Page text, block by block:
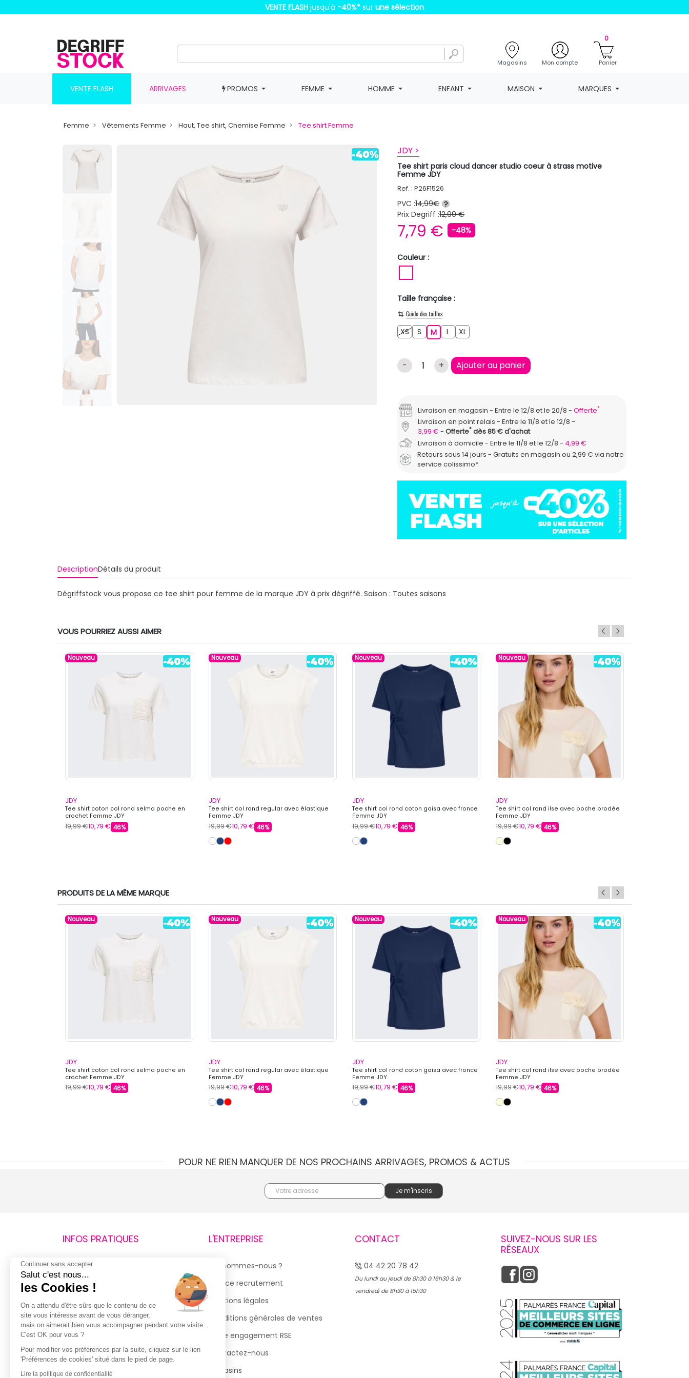
VENTE FLASH jusqu'à -40%* sur une sélection
Magasins Mon compte
0
Panier
VENTE FLASH ARRIVAGES PROMOS FEMME HOMME ENFANT MAISON MARQUES
Femme Vêtements Femme Haut, Tee shirt, Chemise Femme Tee shirt Femme
JDY >
Tee shirt paris cloud dancer studio coeur à strass motive
Femme JDY
Ref. : P26F1526
PVC :14,99€ ?
Prix Degriff :12,99 €
7,79 € -48%
Couleur :
Taille française :
Guide des tailles
XSXSS MM LL XLXL
- + Ajouter au panier
Livraison en magasin Entre le 12/8 et le 20/8 Offerte*
Livraison en point relais
Entre le 11/8 et le 12/8
3,99 €
Offerte*dès 85 € d'achat
Livraison à domicile
Entre le 11/8 et le 12/8
4,99 €
Retours sous 14 jours - Gratuits en magasin ou 2,99 € via notre
service colissimo*
DescriptionDétails du produit
Dégriffstock vous propose ce tee shirt pour femme de la marque JDY à prix dégriffé. Saison : Toutes saisons
VOUS POURRIEZ AUSSI AIMER
Nouveau
JDY
Tee shirt coton col rond selma poche en
crochet Femme JDY
19,99 €10,79 € 46%
Nouveau
JDY
Tee shirt col rond regular avec élastique
Femme JDY
19,99 €10,79 € 46%
Nouveau
JDY
Tee shirt col rond coton gaisa avec fronce
Femme JDY
19,99 €10,79 € 46%
Nouveau
JDY
Tee shirt col rond ilse avec poche brodée
Femme JDY
19,99 €10,79 € 46%
PRODUITS DE LA MÊME MARQUE
Nouveau
JDY
Tee shirt coton col rond selma poche en
crochet Femme JDY
19,99 €10,79 € 46%
Nouveau
JDY
Tee shirt col rond regular avec élastique
Femme JDY
19,99 €10,79 € 46%
Nouveau
JDY
Tee shirt col rond coton gaisa avec fronce
Femme JDY
19,99 €10,79 € 46%
Nouveau
JDY
Tee shirt col rond ilse avec poche brodée
Femme JDY
19,99 €10,79 € 46%
POUR NE RIEN MANQUER DE NOS PROCHAINS ARRIVAGES, PROMOS & ACTUS
INFOS PRATIQUES
Retours et remboursements
Suivi de commande
Livraisons
Guide des tailles
Politique de confidentialité
Conditions générales d’utilisation
de la Carte de Fidélité
L'ENTREPRISE
Qui sommes-nous ?
Espace recrutement
Mentions légales
Conditions générales de ventes
Notre engagement RSE
Contactez-nous
Magasins
CONTACT
04 42 20 78 42
Du lundi au jeudi de 8h30 à 16h30 & le
vendredi de 8h30 à 15h30
SUIVEZ-NOUS SUR LES
RÉSEAUX
Continuer sans accepter
Salut c'est nous...
les Cookies !
On a attendu d'être sûrs que le contenu de ce
site vous intéresse avant de vous déranger,
mais on aimerait bien vous accompagner pendant votre visite...
C'est OK pour vous ?
Pour modifier vos préférences par la suite, cliquez sur le lien
'Préférences de cookies' situé dans le pied de page.
Lire la politique de confidentialité